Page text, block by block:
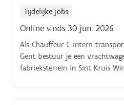
Tijdelijke jobs
Online sinds 30 jun. 2026
Als Chauffeur C intern
Gent bestuur je een
fabrieksterrein in Sint Kruis